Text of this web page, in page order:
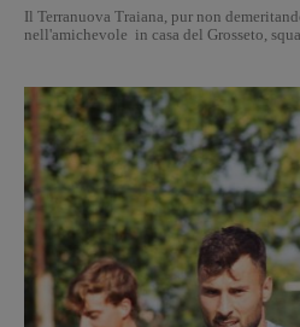
Il Terranuova Traiana, pur non
nell'amichevole in casa del Grosseto,